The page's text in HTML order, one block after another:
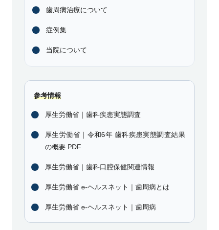
歯周病治療について
症例集
当院について
参考情報
厚生労働省｜歯科疾患実態調査
厚生労働省｜令和6年 歯科疾患実態調査結果
の概要 PDF
厚生労働省｜歯科口腔保健関連情報
厚生労働省 e-ヘルスネット｜歯周病とは
厚生労働省 e-ヘルスネット｜歯周病